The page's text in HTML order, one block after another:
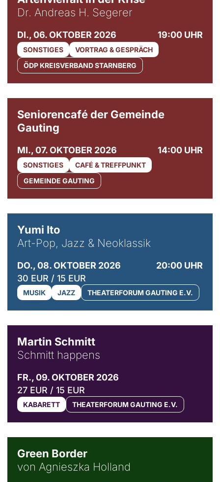
Dr. Andreas H. Segerer
DI., 06. OKTOBER 2026 19:00 UHR
SONSTIGES
VORTRAG & GESPRÄCH
ÖDP KREISVERBAND STARNBERG
Seniorencafé der Gemeinde
Gauting
MI., 07. OKTOBER 2026 14:00 UHR
SONSTIGES
CAFÉ & TREFFPUNKT
GEMEINDE GAUTING
Yumi Ito
Art-Pop, Jazz & Neoklassik
DO., 08. OKTOBER 2026
20:00 UHR
30 EUR / 15 EUR
MUSIK JAZZ THEATERFORUM GAUTING E.V.
Martin Schmitt
Schmitt happens
FR., 09. OKTOBER 2026
27 EUR / 15 EUR
KABARETT THEATERFORUM GAUTING E.V.
Green Border
von Agnieszka Holland